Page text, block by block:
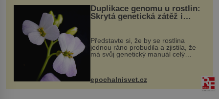
Duplikace genomu u rostlin:
Skrytá genetická zátěž i
Představte si, že by se rostlina
jednou ráno probudila a zjistila, že
má svůj genetický manuál celý
vstupenka...
epochalnisvet.cz